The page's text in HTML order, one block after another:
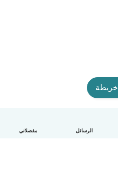
الرسائل مفضلاتي
خريطة